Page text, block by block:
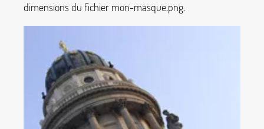
dimensions du fichier mon-masque.png.